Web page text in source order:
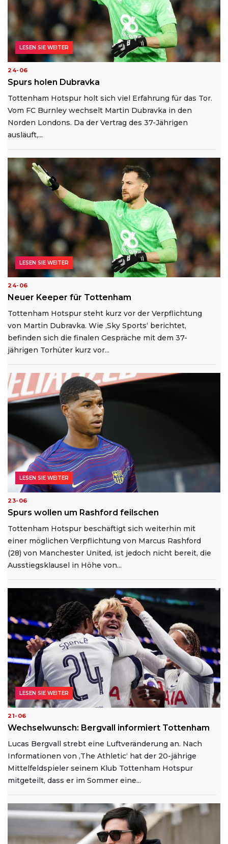
24-06
Spurs holen Dubravka
Tottenham Hotspur holt sich viel Erfahrung für das Tor.
Vom FC Burnley wechselt Martin Dubravka in den
Norden Londons. Da der Vertrag des 37-Jährigen
ausläuft,...
LESEN SIE WEITER
24-06
Neuer Keeper für Tottenham
Tottenham Hotspur steht kurz vor der Verpflichtung
von Martin Dubravka. Wie ‚Sky Sports‘ berichtet,
befinden sich die finalen Gespräche mit dem 37-
jährigen Torhüter kurz vor...
LESEN SIE WEITER
23-06
Spurs wollen um Rashford feilschen
Tottenham Hotspur beschäftigt sich weiterhin mit
einer möglichen Verpflichtung von Marcus Rashford
(28) von Manchester United, ist jedoch nicht bereit, die
Ausstiegsklausel in Höhe von...
LESEN SIE WEITER
21-06
Wechselwunsch: Bergvall informiert Tottenham
Lucas Bergvall strebt eine Luftveränderung an. Nach
Informationen von ‚The Athletic‘ hat der 20-jährige
Mittelfeldspieler seinem Klub Tottenham Hotspur
mitgeteilt, dass er im Sommer eine...
LESEN SIE WEITER